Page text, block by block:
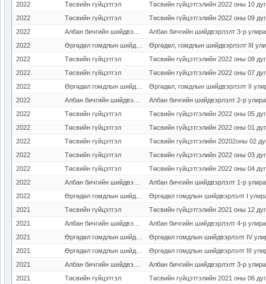
2022
Төсвийн гүйцэтгэл
Төсвийн гүйцэтгэлийн 2022 оны 10
2022
Төсвийн гүйцэтгэл
Төсвийн гүйцэтгэлийн 2022 оны 09
2022
Албан бичгийн шийдвэрлэлт 3-р
2022
Өргөдөл, гомдлын шийдвэрлэлт III
2022
Төсвийн гүйцэтгэл
Төсвийн гүйцэтгэлийн 2022 оны 08
2022
Төсвийн гүйцэтгэл
Төсвийн гүйцэтгэлийн 2022 оны 07
2022
Өргөдөл, гомдлын шийдвэрлэлт II
2022
Албан бичгийн шийдвэрлэлт 2-р
2022
Төсвийн гүйцэтгэл
Төсвийн гүйцэтгэлийн 2022 оны 05
2022
Төсвийн гүйцэтгэл
Төсвийн гүйцэтгэлийн 2022 оны 01
2022
Төсвийн гүйцэтгэл
2022
Төсвийн гүйцэтгэл
Төсвийн гүйцэтгэлийн 2022 оны 03
2022
Төсвийн гүйцэтгэл
Төсвийн гүйцэтгэлийн 2022 оны 04
2022
Албан бичгийн шийдвэрлэлт 1-р
2022
Өргөдөл гомдлын шийдвэрлэлт I
2021
Төсвийн гүйцэтгэл
Төсвийн гүйцэтгэлийн 2021 оны 12
2021
Албан бичгийн шийдвэрлэлт 4-р
2021
Өргөдөл гомдлын шийдвэрлэлт IV
2021
Өргөдөл гомдлын шийдвэрлэлт III
2021
Албан бичгийн шийдвэрлэлт 3-р
2021
Төсвийн гүйцэтгэл
Төсвийн гүйцэтгэлийн 2021 оны 06